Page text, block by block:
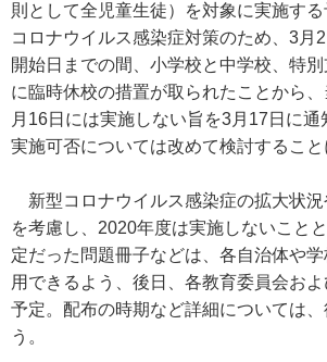
則として全児童生徒）を対象に実施す
コロナウイルス感染症対策のため、3月
開始日までの間、小学校と中学校、特
に臨時休校の措置が取られたことから
月16日には実施しない旨を3月17日に
実施可否については改めて検討すること
新型コロナウイルス感染症の拡大状
を考慮し、2020年度は実施しないこと
定だった問題冊子などは、各自治体や
用できるよう、後日、各教育委員会お
予定。配布の時期など詳細については
う。